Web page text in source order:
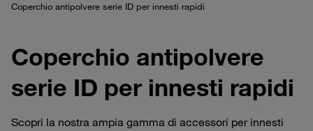
Coperchio antipolvere serie ID per innesti rapidi
Coperchio antipolvere
serie ID per innesti rapidi
Scopri la nostra ampia gamma di accessori per innesti